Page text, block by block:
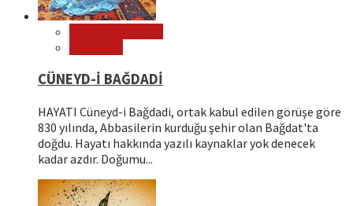
CÜNEYD-İ BAĞDADİ
HAYATI Cüneyd-i Bağdadi, ortak kabul edilen görüşe göre
830 yılında, Abbasilerin kurduğu şehir olan Bağdat'ta
doğdu. Hayatı hakkında yazılı kaynaklar yok denecek
kadar azdır. Doğumu...